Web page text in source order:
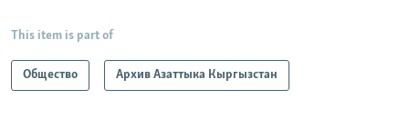
This item is part of
Общество Архив Азаттыка Кыргызстан